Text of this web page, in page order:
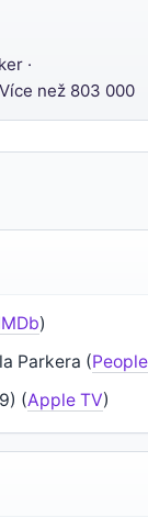
·
Více než 803 000
)
Parkera (People
(Apple TV)